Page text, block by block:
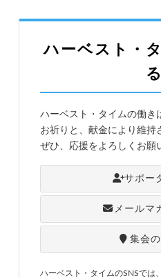
ハーベスト・
る
ハーベスト・タイムの働き
お祈りと、献金により維持
ぜひ、応援をよろしくお願
サポー
メールマ
集会
ハーベスト・タイムのSNSでは